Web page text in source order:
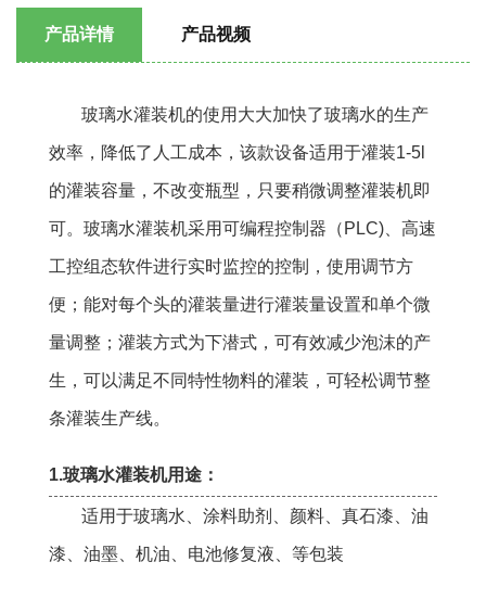
产品详情 产品视频
玻璃水灌装机的使用大大加快了玻璃水的生产
效率，降低了人工成本，该款设备适用于灌装1-5l
的灌装容量，不改变瓶型，只要稍微调整灌装机即
可。玻璃水灌装机采用可编程控制器（PLC)、高速
工控组态软件进行实时监控的控制，使用调节方
便；能对每个头的灌装量进行灌装量设置和单个微
量调整；灌装方式为下潜式，可有效减少泡沫的产
生，可以满足不同特性物料的灌装，可轻松调节整
条灌装生产线。
1.玻璃水灌装机用途：
适用于玻璃水、涂料助剂、颜料、真石漆、油
漆、油墨、机油、电池修复液、等包装